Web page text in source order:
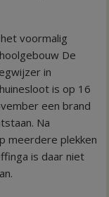
voormalig
De
in
is op 16
een brand
Na
meerdere plekken
is daar niet